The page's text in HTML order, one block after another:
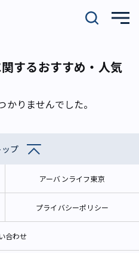
するおすすめ・人気
りませんでした。
プ
アーバンライフ東京
プライバシーポリシー
合わせ